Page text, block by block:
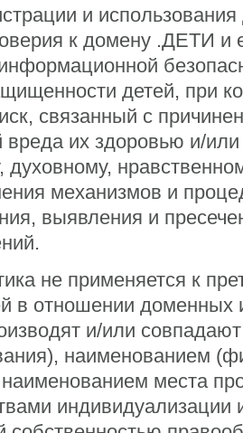
и
к домену .ДЕТИ и
детей, при
связанный с
их здоровью и/
духовному,
механизмов и
выявления и
не применяется к
в отношении доменных
и/или
наименованием
места
индивидуализации